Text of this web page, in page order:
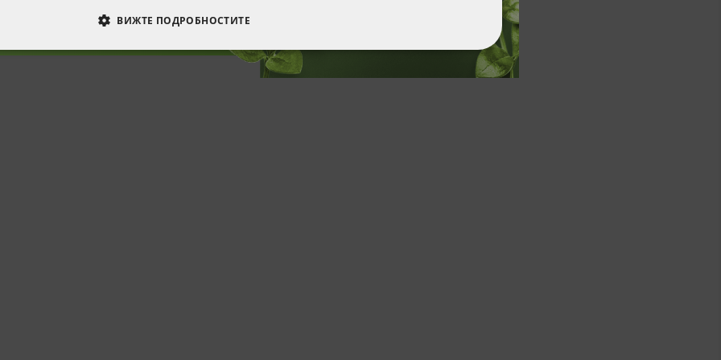
ВИЖТЕ ПОДРОБНОСТИТЕ
СТАТИСТИЧЕСКИ МАРКЕТИНГOВИ